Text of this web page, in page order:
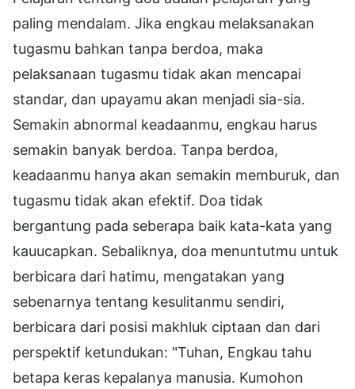
paling mendalam. Jika engkau melaksanakan
tugasmu bahkan tanpa berdoa, maka
pelaksanaan tugasmu tidak akan mencapai
standar, dan upayamu akan menjadi sia-sia.
Semakin abnormal keadaanmu, engkau harus
semakin banyak berdoa. Tanpa berdoa,
keadaanmu hanya akan semakin memburuk, dan
tugasmu tidak akan efektif. Doa tidak
bergantung pada seberapa baik kata-kata yang
kauucapkan. Sebaliknya, doa menuntutmu untuk
berbicara dari hatimu, mengatakan yang
sebenarnya tentang kesulitanmu sendiri,
berbicara dari posisi makhluk ciptaan dan dari
perspektif ketundukan: "Tuhan, Engkau tahu
betapa keras kepalanya manusia. Kumohon